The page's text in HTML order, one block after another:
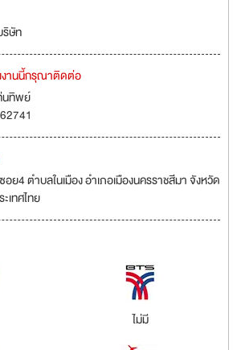
ษัท
งานนี้กรุณาติดต่อ
นทิพย์
4 ตำบลในเมือง อำเภอเมืองนครราชสีมา จังหวัด
เทศไทย
ไม่มี